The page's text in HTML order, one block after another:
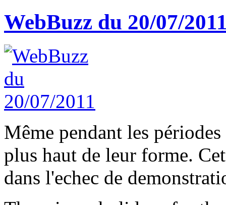
WebBuzz du 20/07/
Même pendant les
plus haut de leur forme.
dans l'echec de